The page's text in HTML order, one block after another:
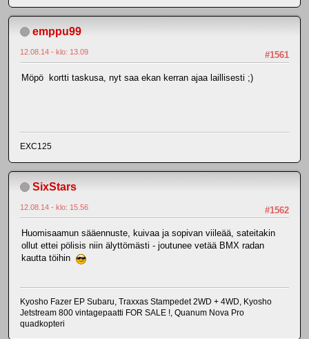
emppu99
#1561
12.08.14 - klo: 13.09
Möpö kortti taskusa, nyt saa ekan kerran ajaa laillisesti ;)
EXC125
SixStars
#1562
12.08.14 - klo: 15.56
Huomisaamun sääennuste, kuivaa ja sopivan viileää, sateitakin
ollut ettei pölisis niin älyttömästi - joutunee vetää BMX radan
kautta töihin
Kyosho Fazer EP Subaru, Traxxas Stampedet 2WD + 4WD, Kyosho
Jetstream 800 vintagepaatti FOR SALE !, Quanum Nova Pro
quadkopteri